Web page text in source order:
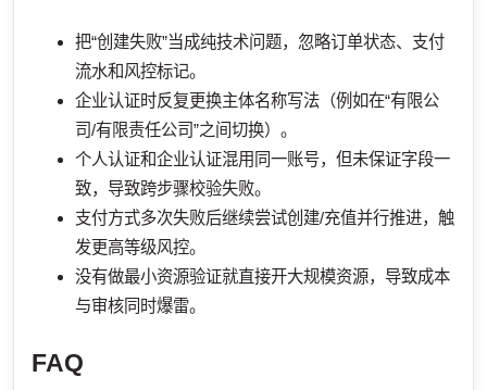
把“创建失败”当成纯技术问题，忽略订单状态、支付
流水和风控标记。
企业认证时反复更换主体名称写法（例如在“有限公
司/有限责任公司”之间切换）。
个人认证和企业认证混用同一账号，但未保证字段一
致，导致跨步骤校验失败。
支付方式多次失败后继续尝试创建/充值并行推进，触
发更高等级风控。
没有做最小资源验证就直接开大规模资源，导致成本
与审核同时爆雷。
FAQ